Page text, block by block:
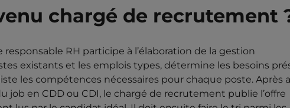
chargé de recrutement
RH participe à l’élaboration de la gestion
existants et les emplois types, détermine les besoins
les compétences nécessaires pour chaque poste. Après
job en CDD ou CDI, le chargé de recrutement publie l’offre